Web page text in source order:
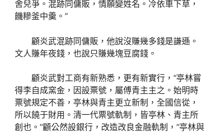
舍兒爭。混跡同傭販，情願變姓名。冷依車下草，
饑糝釜中羹。”
顧炎武混跡同傭販，他說沒賺幾多錢是謙遜。
文人賺年夜錢，也說只賺幾塊豆腐錢。
顧炎武對工商有新熟悉，更有新實行，“亭林嘗
得李自成窯金，因設票號，屬傅青主主之。始明時
票號規定不善，亭林與青主更立新制，全國信從，
所以饒于財用。清一代票號軌制，皆亭林、青主所
創也。”顧公然設銀行，改造改良金融軌制，“亭林與